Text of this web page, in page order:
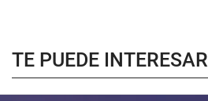
TE PUEDE INTERESAR